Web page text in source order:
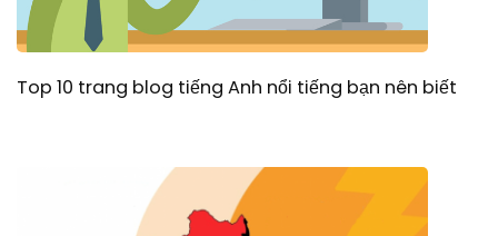
Top 10 trang blog tiếng Anh nổi tiếng bạn nên biết